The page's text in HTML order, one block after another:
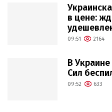
в цене:
09:51 2164
В
Сил
09:52 633